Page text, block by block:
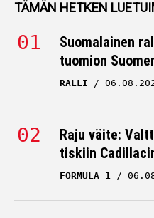
TÄMÄN HETKEN
Suomalainen
tuomion
RALLI
Raju väite:
tiskiin
FORMULA 1